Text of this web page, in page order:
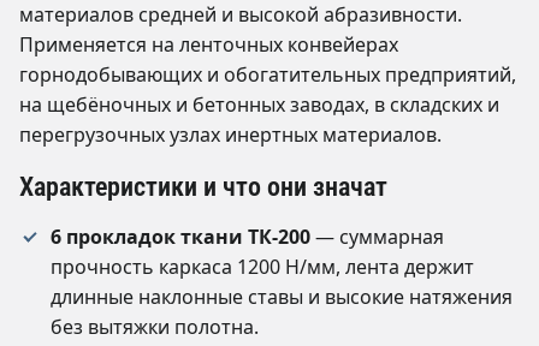
материалов средней и высокой абразивности.
Применяется на ленточных конвейерах
горнодобывающих и обогатительных предприятий,
на щебёночных и бетонных заводах, в складских и
перегрузочных узлах инертных материалов.
Характеристики и что они значат
6 прокладок ткани ТК-200— суммарная
прочность каркаса 1200 Н/мм, лента держит
длинные наклонные ставы и высокие натяжения
без вытяжки полотна.